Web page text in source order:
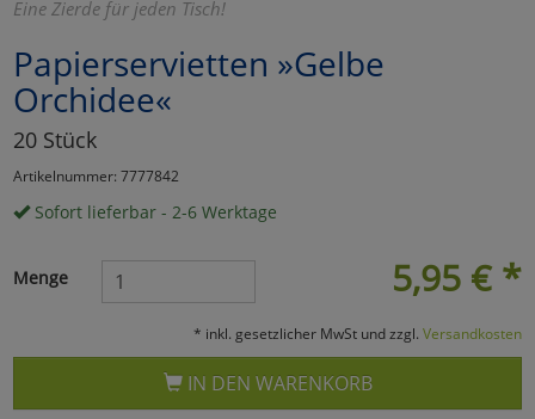
Eine Zierde für jeden Tisch!
Papierservietten »Gelbe
Orchidee«
20 Stück
Artikelnummer: 7777842
Sofort lieferbar - 2-6 Werktage
5,95 € *
Menge
* inkl. gesetzlicher MwSt und zzgl. Versandkosten
IN DEN WARENKORB
Umfragetools
Cookies
Alle Akzeptieren
zurück
zu Haupptseite